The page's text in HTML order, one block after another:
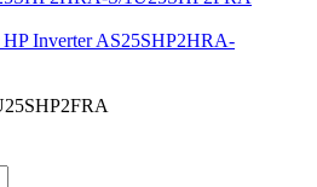
Inverter AS25SHP2HRA-